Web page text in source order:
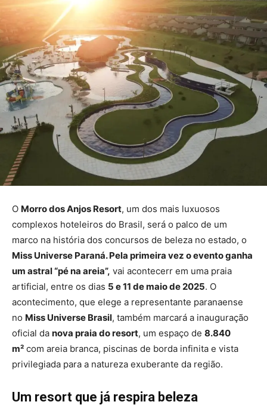
O Morro dos Anjos Resort, um dos mais luxuosos
complexos hoteleiros do Brasil, será o palco de um
marco na história dos concursos de beleza no estado, o
Miss Universe Paraná. Pela primeira vez o evento ganha
um astral “pé na areia”, vai acontecerr em uma praia
artificial, entre os dias 5 e 11 de maio de 2025. O
acontecimento, que elege a representante paranaense
no Miss Universe Brasil, também marcará a inauguração
oficial da nova praia do resort, um espaço de 8.840
m² com areia branca, piscinas de borda infinita e vista
privilegiada para a natureza exuberante da região.
Um resort que já respira beleza